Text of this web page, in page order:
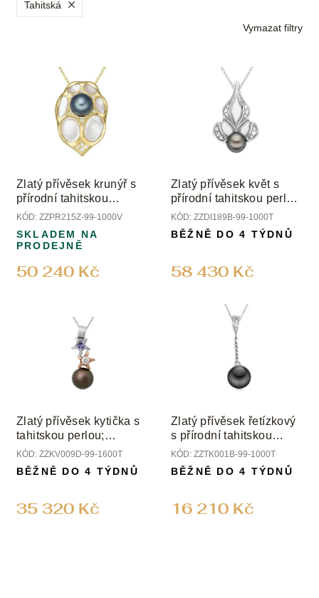
p
r
ů
Tahitská
Vymazat filtry
o
d
u
k
ů
Zlatý přívěsek krunýř s
přírodní tahitskou
perlou; perletí a
KÓD: ZZPR215Z-99-1000V
50 240 Kč
SKLADEM NA
PRODEJNĚ
Zlatý přívěsek květ s
přírodní tahitskou perlou
a diamanty
KÓD: ZZDI189B-99-1000T
58 430 Kč
BĚŽNĚ DO 4 TÝDNŮ
Zlatý přívěsek kytička s
tahitskou perlou;
tanzanitem a diamantem
KÓD: ZZKV009D-99-1600T
35 320 Kč
BĚŽNĚ DO 4 TÝDNŮ
Zlatý přívěsek řetízkový
s přírodní tahitskou
perlou a diamanty
KÓD: ZZTK001B-99-1000T
16 210 Kč
BĚŽNĚ DO 4 TÝDNŮ